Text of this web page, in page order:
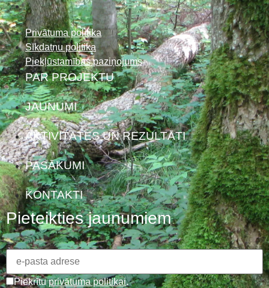
Privātuma politika
Sīkdatņu politika
Piekļūstamības paziņojums
PAR PROJEKTU
JAUNUMI
AKTIVITĀTES UN REZULTĀTI
PASĀKUMI
KONTAKTI
Pieteikties jaunumiem
Piekrītuprivātuma politikai.